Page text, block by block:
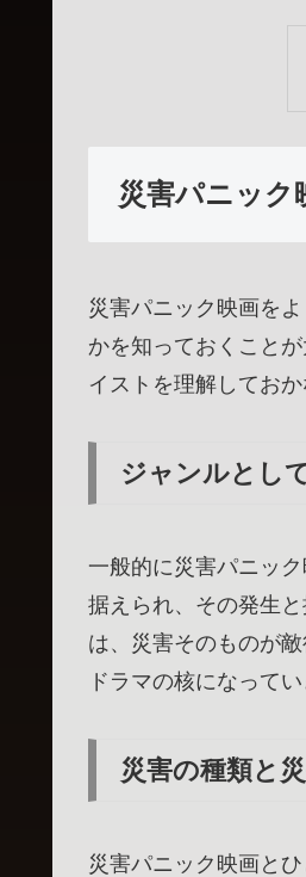
災害パニック
災害パニック映画を
かを知っておくこと
イストを理解してお
ジャンルとし
一般的に災害パニッ
据えられ、その発生
は、災害そのものが
ドラマの核になってい
災害の種類と
災害パニック映画と